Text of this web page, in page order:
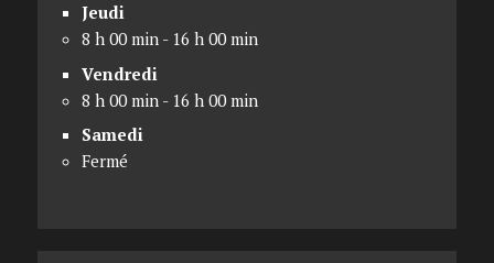
Jeudi
8 h 00 min - 16 h 00 min
Vendredi
8 h 00 min - 16 h 00 min
Samedi
Fermé